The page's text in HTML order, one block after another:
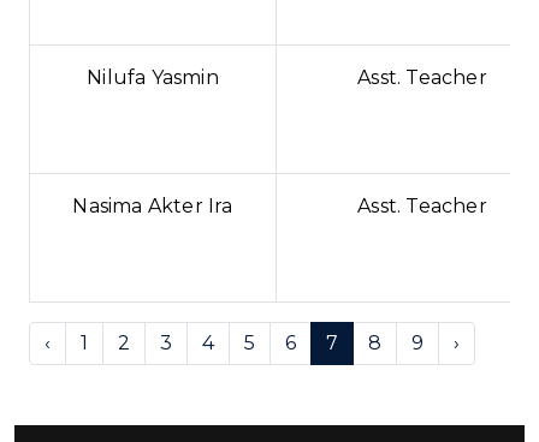
Nilufa Yasmin Asst. Teacher
Nasima Akter Ira Asst. Teacher
‹ 1 2 3 4 5 6 7 8 9 ›